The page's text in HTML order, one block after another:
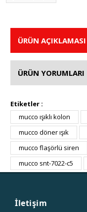
ÜRÜN AÇIKLAMASI
ÜRÜN YORUMLARI
Etiketler :
mucco ışıklı kolon
mucco döner ışık
mucco flaşörlü siren
mucco snt-7022-c5
İletişim